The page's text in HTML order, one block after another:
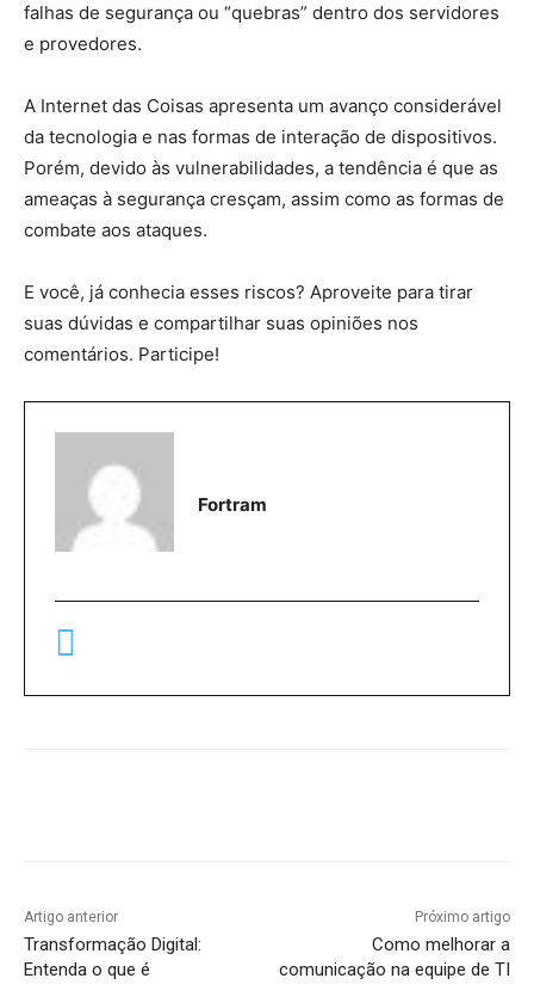
falhas de segurança ou “quebras” dentro dos servidores
e provedores.
A Internet das Coisas apresenta um avanço considerável
da tecnologia e nas formas de interação de dispositivos.
Porém, devido às vulnerabilidades, a tendência é que as
ameaças à segurança cresçam, assim como as formas de
combate aos ataques.
E você, já conhecia esses riscos? Aproveite para tirar
suas dúvidas e compartilhar suas opiniões nos
comentários. Participe!
Fortram
Artigo anterior
Transformação Digital:
Entenda o que é
Próximo artigo
Como melhorar a
comunicação na equipe de TI